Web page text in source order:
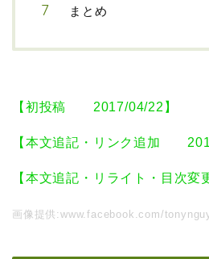
まとめ
【初投稿 2017/04/22】
【本文追記・リンク追加
【本文追記・リライト・目次
画像提供:www.facebook.com/